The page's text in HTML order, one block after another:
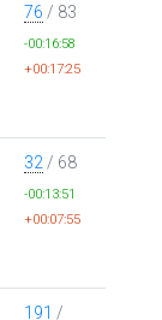
76 / 83
-00:16:58
+00:17:25
32 / 68
-00:13:51
+00:07:55
191 /